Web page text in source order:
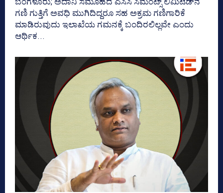
ಗಣಿ ಗುತ್ತಿಗೆ ಅವಧಿ ಮುಗಿದಿದ್ದರೂ ಸಹ ಅಕ್ರಮ ಗಣಿಗಾರಿಕೆ
ಮಾಡಿರುವುದು ಇಲಾಖೆಯ ಗಮನಕ್ಕೆ ಬಂದಿರಲಿಲ್ಲವೇ ಎಂದು
ಆರ್ಥಿಕ...